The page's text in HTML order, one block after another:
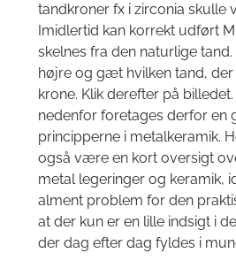
tandkroner fx i zirconia skulle
Imidlertid kan korrekt udført
skelnes fra den naturlige
højre og gæt hvilken tand, der
krone. Klik derefter på
nedenfor foretages derfor en
principperne i metalkeramik.
også være en kort oversigt
metal legeringer og keramik,
alment problem for den
at der kun er en lille indsigt i
der dag efter dag fyldes i